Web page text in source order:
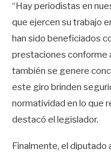
“Hay periodistas en
que ejercen su trabajo
han sido beneficiados
prestaciones conforme
también se genere
este giro brinden
normatividad en lo que
destacó el legislador.
Finalmente, el diputado